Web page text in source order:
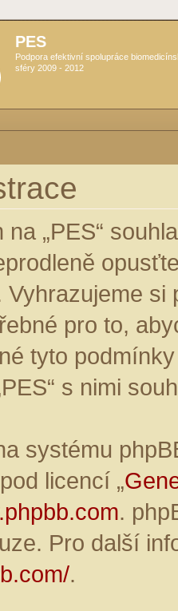
PES
Podpora efektivní spolupráce
sféry 2009 - 2012
„PES“
Vyhrazujeme
pro to,
tyto
s nimi
systému
licencí „
.
Pro další
.